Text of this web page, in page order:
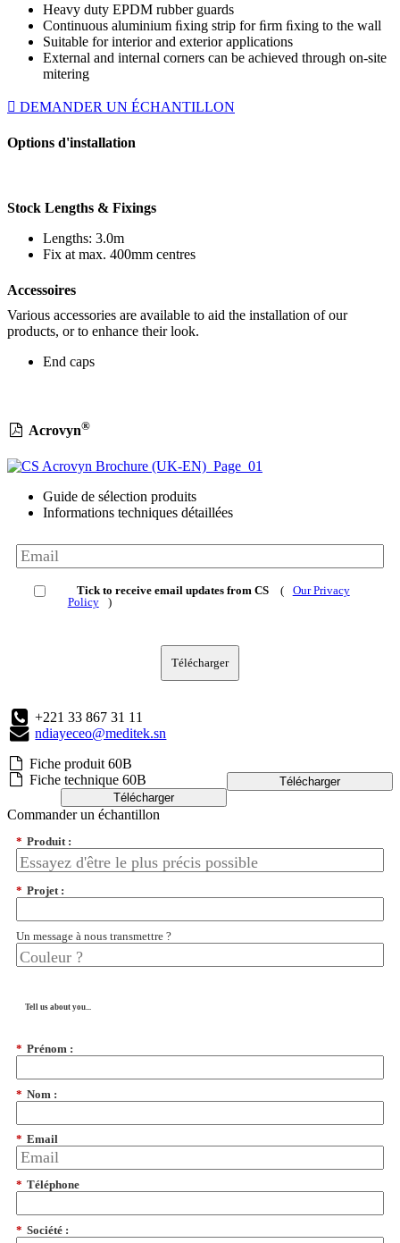
Heavy duty EPDM rubber guards
Continuous aluminium ﬁxing strip for ﬁrm ﬁxing to the wall
Suitable for interior and exterior applications
External and internal corners can be achieved through on-site
mitering
DEMANDER UN ÉCHANTILLON
Options d'installation
Stock Lengths & Fixings
Lengths: 3.0m
Fix at max. 400mm centres
Accessoires
Various accessories are available to aid the installation of our
products, or to enhance their look.
End caps
Acrovyn®
Guide de sélection produits
Informations techniques détaillées
Tick to receive email updates from CS (
Our Privacy
Policy
)
Télécharger
+221 33 867 31 11
ndiayeceo@meditek.sn
Fiche produit 60B
Télécharger
Fiche technique 60B
Télécharger
Commander un échantillon
* Produit :
* Projet :
Un message à nous transmettre ?
Tell us about you...
* Prénom :
* Nom :
* Email
* Téléphone
* Société :